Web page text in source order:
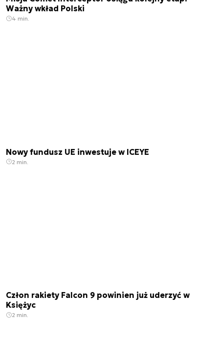
Ważny wkład Polski
4 min.
Nowy fundusz UE inwestuje w ICEYE
2 min.
Człon rakiety Falcon 9 powinien już uderzyć w
Księżyc
2 min.